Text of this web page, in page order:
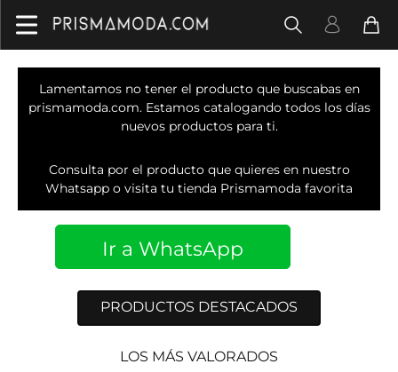
Lamentamos no tener el producto que buscabas en
prismamoda.com. Estamos catalogando todos los días
nuevos productos para ti.
Consulta por el producto que quieres en nuestro
Whatsapp o visita tu tienda Prismamoda favorita
Ir a WhatsApp
PRODUCTOS DESTACADOS
LOS MÁS VALORADOS